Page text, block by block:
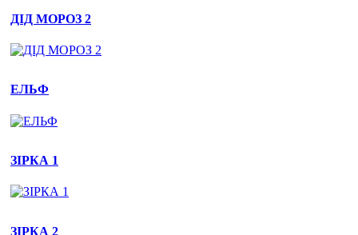
ДІД МОРОЗ 2
ЕЛЬФ
ЗІРКА 1
ЗІРКА 2